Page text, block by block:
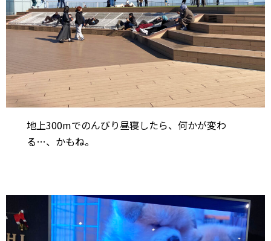
地上300mでのんびり昼寝したら、何かが変わ
る…、かもね。